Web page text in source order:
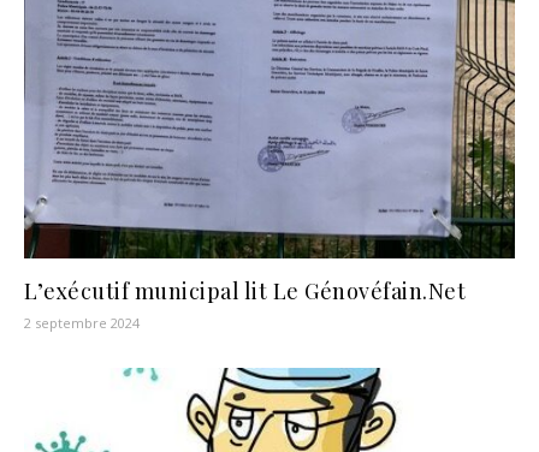
L’exécutif municipal lit Le Génovéfain.Net
2 septembre 2024